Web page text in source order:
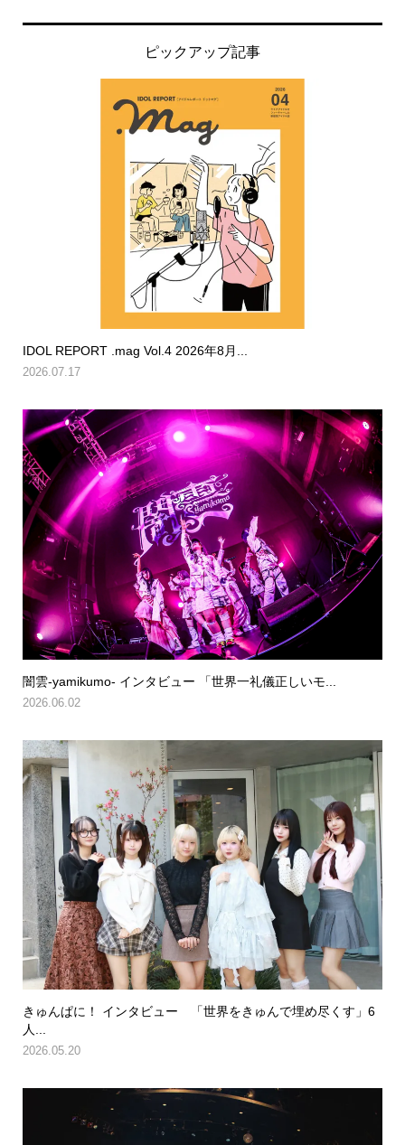
ピックアップ記事
IDOL REPORT .mag Vol.4 2026年8月...
2026.07.17
闇雲-yamikumo- インタビュー 「世界一礼儀正しいモ...
2026.06.02
きゅんぱに！ インタビュー 「世界をきゅんで埋め尽くす」6
人...
2026.05.20